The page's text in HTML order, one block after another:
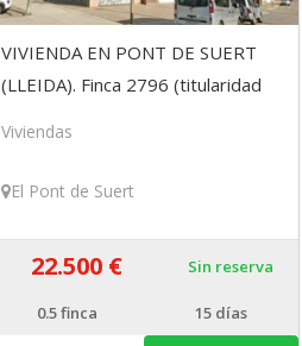
VIVIENDA EN PONT DE SUERT
(LLEIDA). Finca 2796 (titularidad
Viviendas
El Pont de Suert
22.500 € Sin reserva
0.5finca 15 días